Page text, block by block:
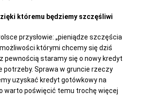
któremu będziemy szczęśliwi
przysłowie: „pieniądze szczęścia
możliwości którymi chcemy się dziś
pewnością staramy się o nowy kredyt
potrzeby. Sprawa w gruncie rzeczy
uzyskać kredyt gotówkowy na
warto poświęcić temu trochę więcej